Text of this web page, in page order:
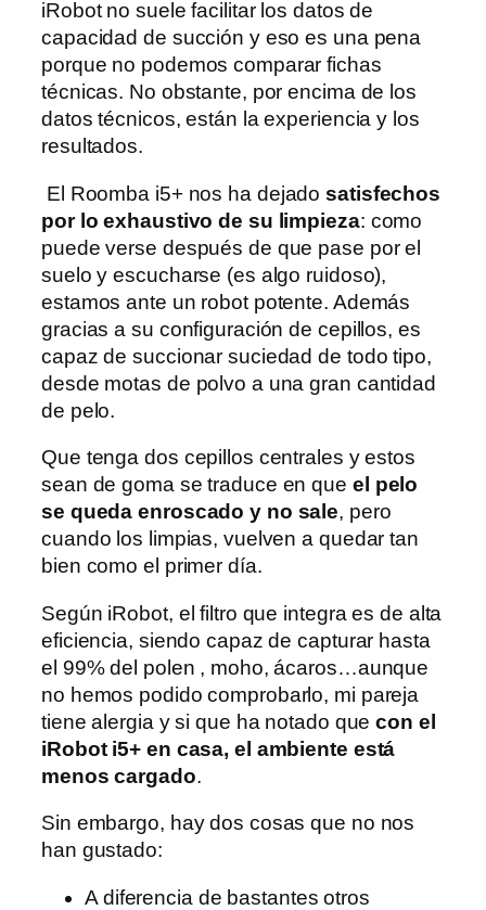
iRobot no suele facilitar los datos de
capacidad de succión y eso es una pena
porque no podemos comparar fichas
técnicas. No obstante, por encima de los
datos técnicos, están la experiencia y los
resultados.
El Roomba i5+ nos ha dejadosatisfechos
por lo exhaustivo de su limpieza: como
puede verse después de que pase por el
suelo y escucharse (es algo ruidoso),
estamos ante un robot potente. Además
gracias a su configuración de cepillos, es
capaz de succionar suciedad de todo tipo,
desde motas de polvo a una gran cantidad
de pelo.
Que tenga dos cepillos centrales y estos
sean de goma se traduce en que el pelo
se queda enroscado y no sale, pero
cuando los limpias, vuelven a quedar tan
bien como el primer día.
Según iRobot, el filtro que integra es de alta
eficiencia, siendo capaz de capturar hasta
el 99% del polen , moho, ácaros…aunque
no hemos podido comprobarlo, mi pareja
tiene alergia y si que ha notado quecon el
iRobot i5+ en casa, el ambiente está
menos cargado.
Sin embargo, hay dos cosas que no nos
han gustado:
A diferencia de bastantes otros